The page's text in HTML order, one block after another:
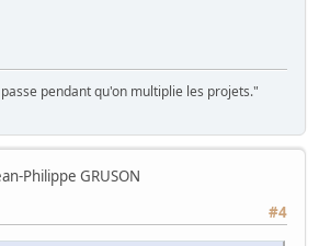
pendant qu'on multiplie les projets."
Philippe GRUSON
#4